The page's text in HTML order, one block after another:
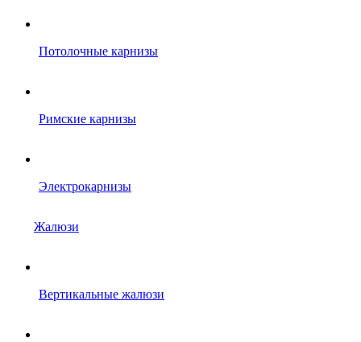
Потолочные карнизы
Римские карнизы
Электрокарнизы
Жалюзи
Вертикальные жалюзи